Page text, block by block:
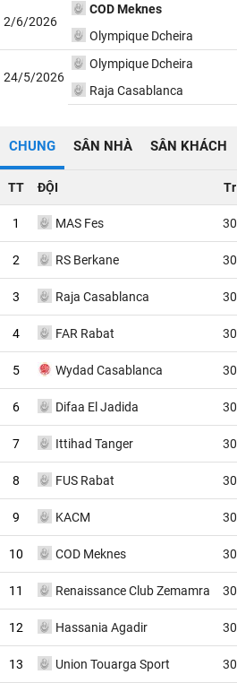
2/6/2026
COD Meknes
Olympique Dcheira
24/5/2026
Olympique Dcheira
Raja Casablanca
CHUNG SÂN NHÀ SÂN KHÁCH
TT ĐỘI Tr
1 MAS Fes 30
2 RS Berkane 30
3 Raja Casablanca 30
4 FAR Rabat 30
5 Wydad Casablanca 30
6 Difaa El Jadida 30
7 Ittihad Tanger 30
8 FUS Rabat 30
9 KACM 30
10 COD Meknes 30
11 Renaissance Club Zemamra 30
12 Hassania Agadir 30
13 Union Touarga Sport 30